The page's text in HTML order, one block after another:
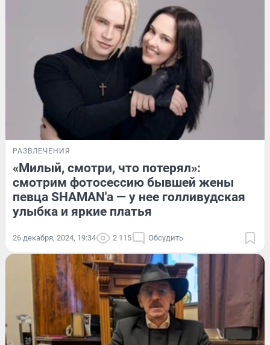
РАЗВЛЕЧЕНИЯ
«Милый, смотри, что потерял»:
смотрим фотосессию бывшей жены
певца SHAMAN'а — у нее голливудская
улыбка и яркие платья
26 декабря, 2024, 19:34 2 115 Обсудить